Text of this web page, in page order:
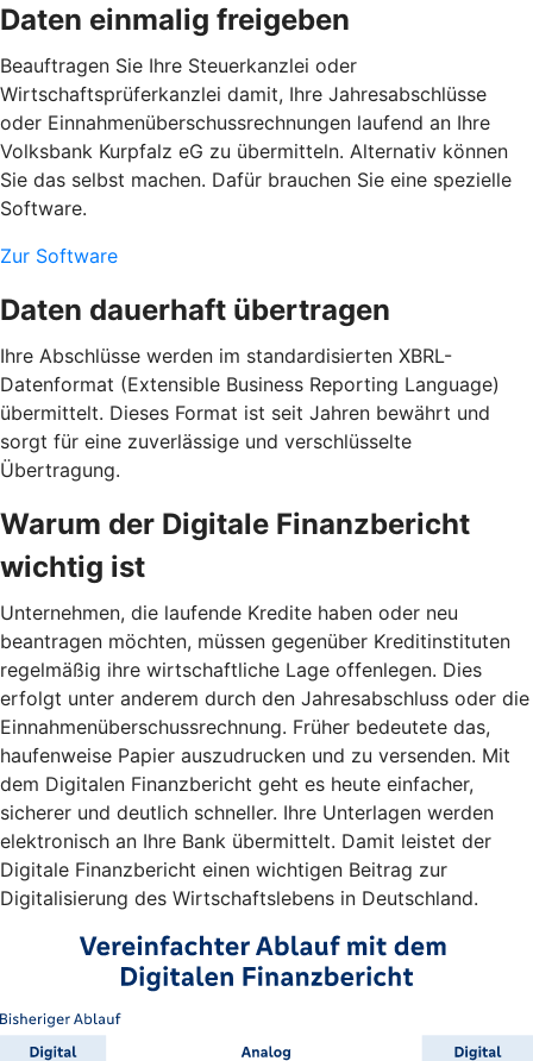
Daten einmalig freigeben
Beauftragen Sie Ihre Steuerkanzlei oder
Wirtschaftsprüferkanzlei damit, Ihre Jahresabschlüsse
oder Einnahmenüberschussrechnungen laufend an Ihre
Volksbank Kurpfalz eG zu übermitteln. Alternativ können
Sie das selbst machen. Dafür brauchen Sie eine spezielle
Software.
Zur Software
Daten dauerhaft übertragen
Ihre Abschlüsse werden im standardisierten XBRL-
Datenformat (Extensible Business Reporting Language)
übermittelt. Dieses Format ist seit Jahren bewährt und
sorgt für eine zuverlässige und verschlüsselte
Übertragung.
Warum der Digitale Finanzbericht
wichtig ist
Unternehmen, die laufende Kredite haben oder neu
beantragen möchten, müssen gegenüber Kreditinstituten
regelmäßig ihre wirtschaftliche Lage offenlegen. Dies
erfolgt unter anderem durch den Jahresabschluss oder die
Einnahmenüberschussrechnung. Früher bedeutete das,
haufenweise Papier auszudrucken und zu versenden. Mit
dem Digitalen Finanzbericht geht es heute einfacher,
sicherer und deutlich schneller. Ihre Unterlagen werden
elektronisch an Ihre Bank übermittelt. Damit leistet der
Digitale Finanzbericht einen wichtigen Beitrag zur
Digitalisierung des Wirtschaftslebens in Deutschland.